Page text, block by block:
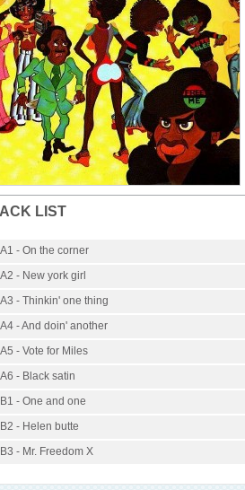
LIST
A1 - On the corner
A2 - New york girl
A3 - Thinkin' one thing
A4 - And doin' another
A5 - Vote for Miles
A6 - Black satin
B1 - One and one
B2 - Helen butte
B3 - Mr. Freedom X